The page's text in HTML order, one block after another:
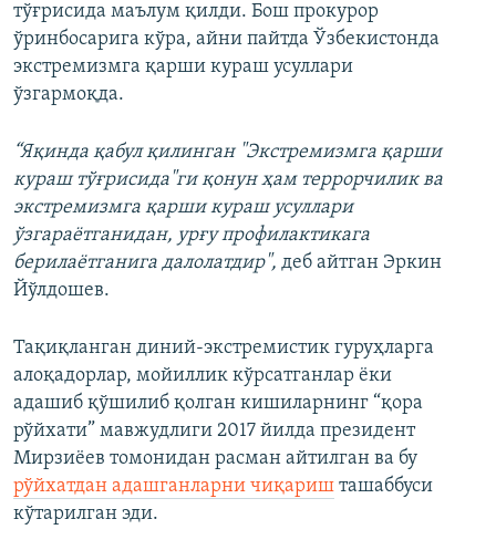
тўғрисида маълум қилди. Бош прокурор
ўринбосарига кўра, айни пайтда Ўзбекистонда
экстремизмга қарши кураш усуллари
ўзгармоқда.
“Яқинда қабул қилинган "Экстремизмга қарши
кураш тўғрисида"ги қонун ҳам террорчилик ва
экстремизмга қарши кураш усуллари
ўзгараётганидан, урғу профилактикага
берилаётганига далолатдир", деб айтган Эркин
Йўлдошев.
Тақиқланган диний-экстремистик гуруҳларга
алоқадорлар, мойиллик кўрсатганлар ёки
адашиб қўшилиб қолган кишиларнинг “қора
рўйхати” мавжудлиги 2017 йилда президент
Мирзиёев томонидан расман айтилган ва бу
рўйхатдан адашганларни чиқариш ташаббуси
кўтарилган эди.